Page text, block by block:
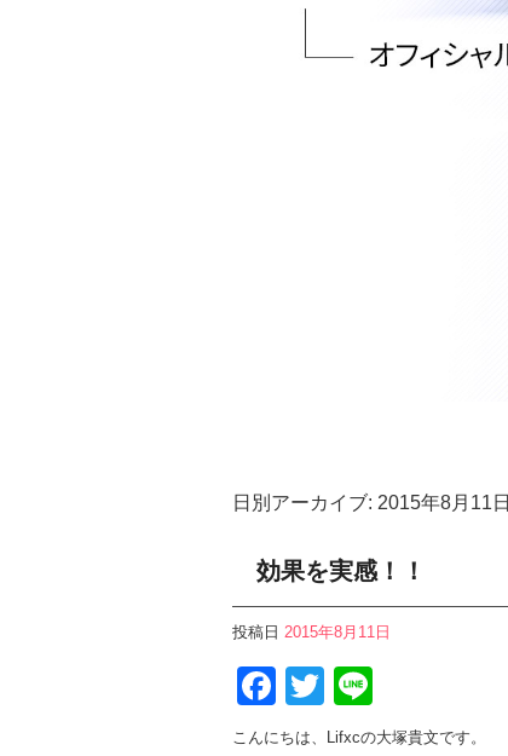
日別アーカイブ: 2015年8月11日
効果を実感！！
投稿日 2015年8月11日
Facebook
Twitter
こんにちは、Lifxcの大塚貴文です。